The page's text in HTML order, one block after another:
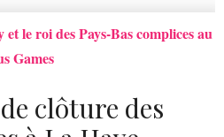
le roi des Pays-Bas complices au
Games
clôture des